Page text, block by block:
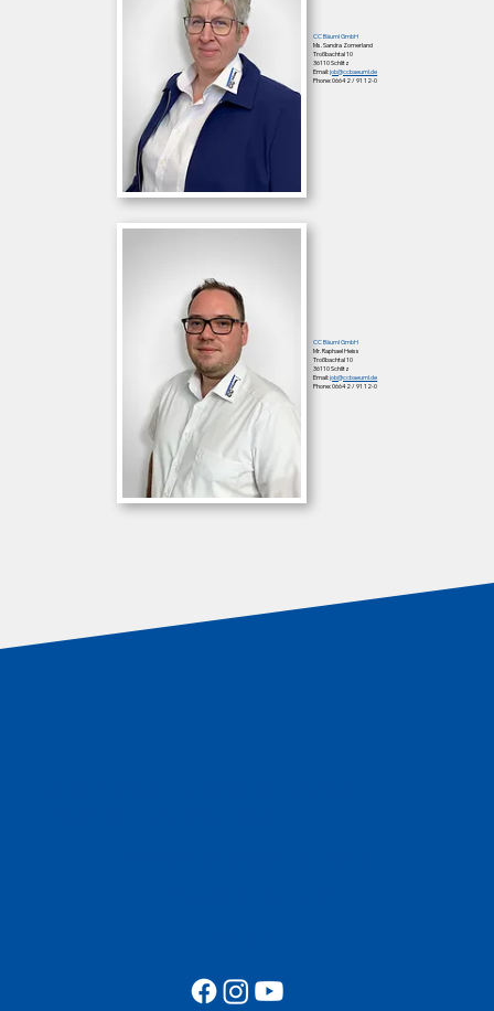
CC Bäuml GmbH
Ms. Sandra Zomerland
Troßbachtal 10
36110 Schlitz
Email:job@ccbaeuml.de
Phone: 06642 / 91 12-0
CC Bäuml GmbH
Mr. Raphael Heiss
Troßbachtal 10
36110 Schlitz
Email:job@ccbaeuml.de
Phone: 06642 / 91 12-0